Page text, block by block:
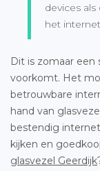
devices
het
Dit is zomaar
voorkomt. Het
betrouwbare
hand van
bestendig
kijken en
glasvezel Geerdijk